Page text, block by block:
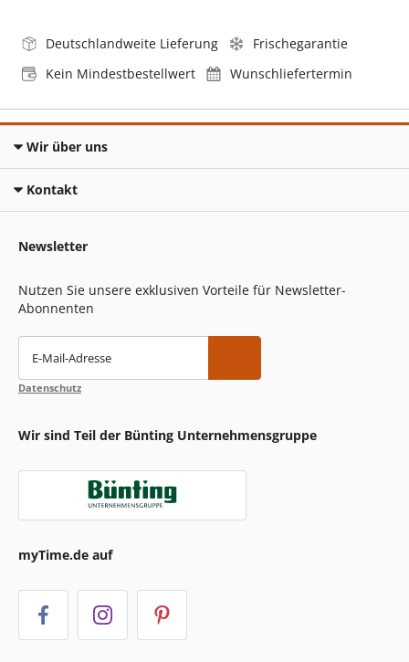
Deutschlandweite Lieferung
Frischegarantie
Kein Mindestbestellwert
Wunschliefertermin
Wir über uns
Kontakt
Newsletter
Nutzen Sie unsere exklusiven Vorteile für Newsletter-
Abonnenten
E-Mail-Adresse
Datenschutz
Wir sind Teil der Bünting Unternehmensgruppe
myTime.de auf